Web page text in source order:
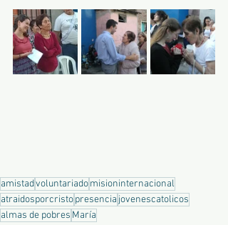
amistadvoluntariadomisioninternacional
atraidosporcristopresencia jovenescatolicos
almas de pobres María